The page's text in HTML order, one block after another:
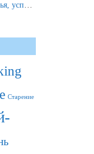
Старение